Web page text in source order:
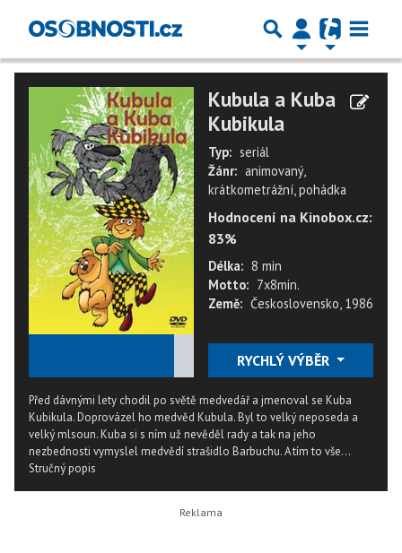
Kubula a Kuba
Kubikula
Typ: seriál
Žánr: animovaný,
krátkometrážní, pohádka
Hodnocení na Kinobox.cz:
83%
Délka: 8 min
Motto: 7x8min.
Země: Československo, 1986
RYCHLÝ VÝBĚR
Před dávnými lety chodil po světě medvedář a jmenoval se Kuba
Kubikula. Doprovázel ho medvěd Kubula. Byl to velký neposeda a
velký mlsoun. Kuba si s ním už nevěděl rady a tak na jeho
nezbednosti vymyslel medvědí strašidlo Barbuchu. A tím to vše...
Stručný popis